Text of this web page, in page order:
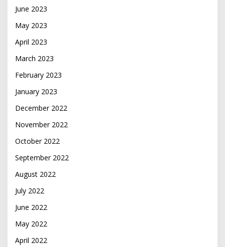
June 2023
May 2023
April 2023
March 2023
February 2023
January 2023
December 2022
November 2022
October 2022
September 2022
August 2022
July 2022
June 2022
May 2022
April 2022